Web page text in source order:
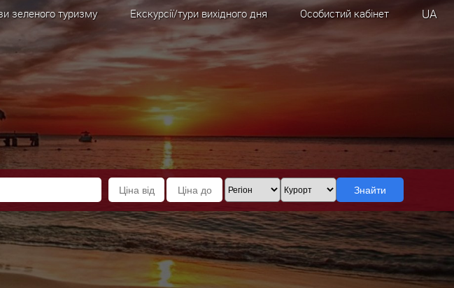
зеленого туризму Екскурсії/тури вихідного дня Особистий кабінет UA
Знайти